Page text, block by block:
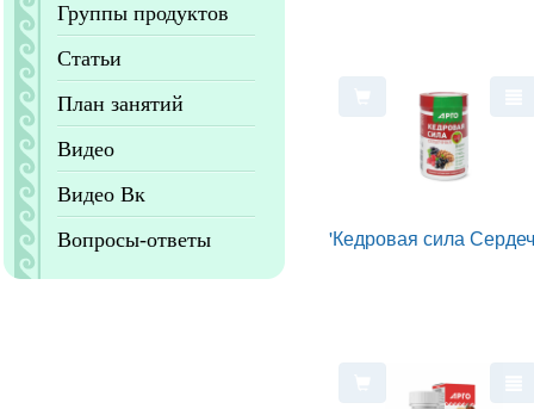
Группы продуктов
Статьи
План занятий
Видео
Видео Вк
Вопросы-ответы
'Кедровая сила